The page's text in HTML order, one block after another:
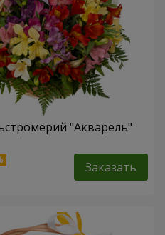
"Акварель"
Заказать